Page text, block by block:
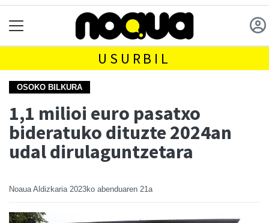
USURBIL
OSOKO BILKURA
1,1 milioi euro pasatxo
bideratuko dituzte 2024an
udal dirulaguntzetara
Noaua Aldizkaria 2023ko abenduaren 21a